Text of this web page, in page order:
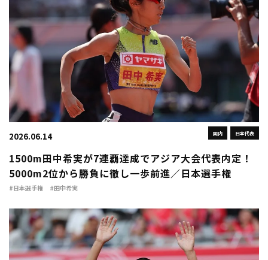
国内 日本代表
2026.06.14
1500m田中希実が7連覇達成でアジア大会代表内定！
5000m2位から勝負に徹し一歩前進／日本選手権
#日本選手権 #田中希実